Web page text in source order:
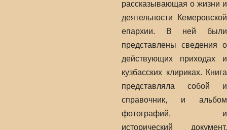
рассказывающая о жизни и
деятельности Кемеровской
епархии. В ней были
представлены сведения о
действующих приходах и
кузбасских клириках. Книга
представляла собой и
справочник, и альбом
фотографий, и
исторический документ,